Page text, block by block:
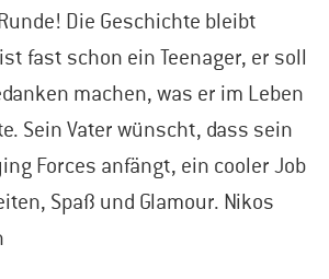
Die Geschichte bleibt
fast schon ein Teenager, er soll
machen, was er im Leben
Sein Vater wünscht, dass sein
Forces anfängt, ein cooler Job
Spaß und Glamour. Nikos